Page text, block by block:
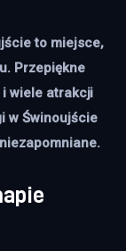
to miejsce,
Przepiękne
wiele atrakcji
w Świnoujście